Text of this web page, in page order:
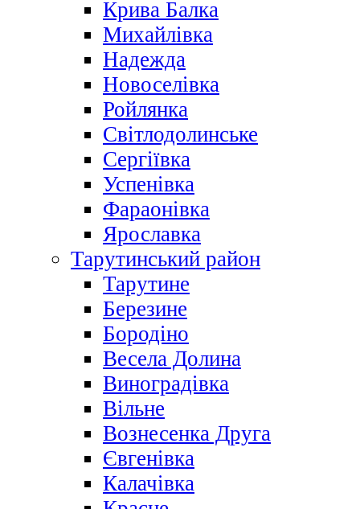
Крива Балка
Михайлівка
Надежда
Новоселівка
Ройлянка
Світлодолинське
Сергіївка
Успенівка
Фараонівка
Ярославка
Тарутинський район
Тарутине
Березине
Бородіно
Весела Долина
Виноградівка
Вільне
Вознесенка Друга
Євгенівка
Калачівка